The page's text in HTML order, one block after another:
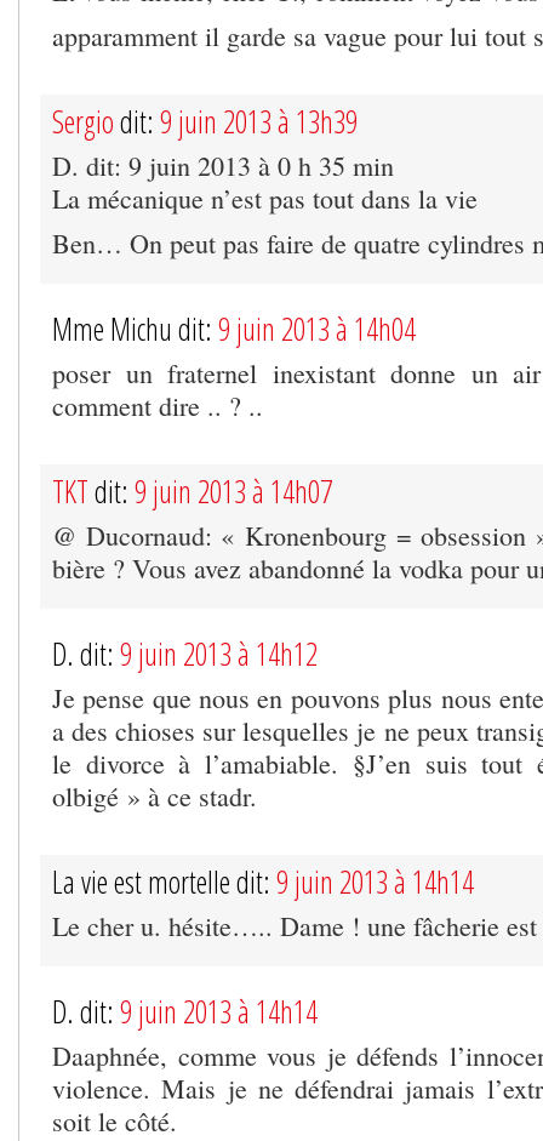
apparamment il garde sa vague pour lui tout
Sergiodit: 9 juin 2013 à 13h39
D. dit: 9 juin 2013 à 0 h 35 min
La mécanique n’est pas tout dans la vie
Ben… On peut pas faire de quatre cylindres
Mme Michu dit: 9 juin 2013 à 14h04
poser un fraternel inexistant donne un
comment dire .. ? ..
TKTdit: 9 juin 2013 à 14h07
@ Ducornaud: « Kronenbourg = obsession
bière ? Vous avez abandonné la vodka pour
D. dit: 9 juin 2013 à 14h12
Je pense que nous en pouvons plus nous
a des chioses sur lesquelles je ne peux
le divorce à l’amabiable. §J’en suis tout
olbigé » à ce stadr.
La vie est mortelle dit: 9 juin 2013 à 14h14
Le cher u. hésite….. Dame ! une fâcherie
D. dit: 9 juin 2013 à 14h14
Daaphnée, comme vous je défends
violence. Mais je ne défendrai jamais
soit le côté.